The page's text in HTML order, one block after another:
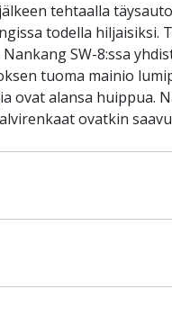
tehtaalla
todella hiljaisiksi.
SW-8:ssa
tuoma mainio
ovat alansa huippua.
ovatkin